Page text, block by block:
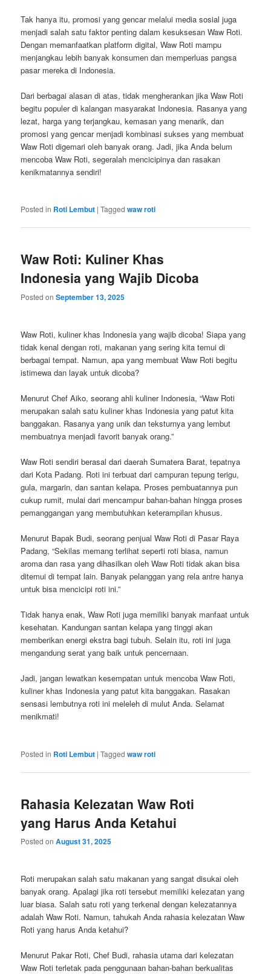
Tak hanya itu, promosi yang gencar melalui media sosial juga
menjadi salah satu faktor penting dalam kesuksesan Waw Roti.
Dengan memanfaatkan platform digital, Waw Roti mampu
menjangkau lebih banyak konsumen dan memperluas pangsa
pasar mereka di Indonesia.
Dari berbagai alasan di atas, tidak mengherankan jika Waw Roti
begitu populer di kalangan masyarakat Indonesia. Rasanya yang
lezat, harga yang terjangkau, kemasan yang menarik, dan
promosi yang gencar menjadi kombinasi sukses yang membuat
Waw Roti digemari oleh banyak orang. Jadi, jika Anda belum
mencoba Waw Roti, segeralah mencicipinya dan rasakan
kenikmatannya sendiri!
Posted in Roti Lembut |Tagged waw roti
Waw Roti: Kuliner Khas
Indonesia yang Wajib Dicoba
Posted onSeptember 13, 2025
Waw Roti, kuliner khas Indonesia yang wajib dicoba! Siapa yang
tidak kenal dengan roti, makanan yang sering kita temui di
berbagai tempat. Namun, apa yang membuat Waw Roti begitu
istimewa dan layak untuk dicoba?
Menurut Chef Aiko, seorang ahli kuliner Indonesia, “Waw Roti
merupakan salah satu kuliner khas Indonesia yang patut kita
banggakan. Rasanya yang unik dan teksturnya yang lembut
membuatnya menjadi favorit banyak orang.”
Waw Roti sendiri berasal dari daerah Sumatera Barat, tepatnya
dari Kota Padang. Roti ini terbuat dari campuran tepung terigu,
gula, margarin, dan santan kelapa. Proses pembuatannya pun
cukup rumit, mulai dari mencampur bahan-bahan hingga proses
pemanggangan yang membutuhkan keterampilan khusus.
Menurut Bapak Budi, seorang penjual Waw Roti di Pasar Raya
Padang, “Sekilas memang terlihat seperti roti biasa, namun
aroma dan rasa yang dihasilkan oleh Waw Roti tidak akan bisa
ditemui di tempat lain. Banyak pelanggan yang rela antre hanya
untuk bisa mencicipi roti ini.”
Tidak hanya enak, Waw Roti juga memiliki banyak manfaat untuk
kesehatan. Kandungan santan kelapa yang tinggi akan
memberikan energi ekstra bagi tubuh. Selain itu, roti ini juga
mengandung serat yang baik untuk pencernaan.
Jadi, jangan lewatkan kesempatan untuk mencoba Waw Roti,
kuliner khas Indonesia yang patut kita banggakan. Rasakan
sensasi lembutnya roti ini meleleh di mulut Anda. Selamat
menikmati!
Posted in Roti Lembut |Tagged waw roti
Rahasia Kelezatan Waw Roti
yang Harus Anda Ketahui
Posted onAugust 31, 2025
Roti merupakan salah satu makanan yang sangat disukai oleh
banyak orang. Apalagi jika roti tersebut memiliki kelezatan yang
luar biasa. Salah satu roti yang terkenal dengan kelezatannya
adalah Waw Roti. Namun, tahukah Anda rahasia kelezatan Waw
Roti yang harus Anda ketahui?
Menurut Pakar Roti, Chef Budi, rahasia utama dari kelezatan
Waw Roti terletak pada penggunaan bahan-bahan berkualitas